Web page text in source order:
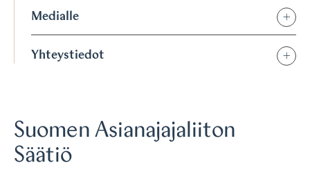
Medialle
Yhteystiedot
Suomen Asianajajaliiton
Säätiö